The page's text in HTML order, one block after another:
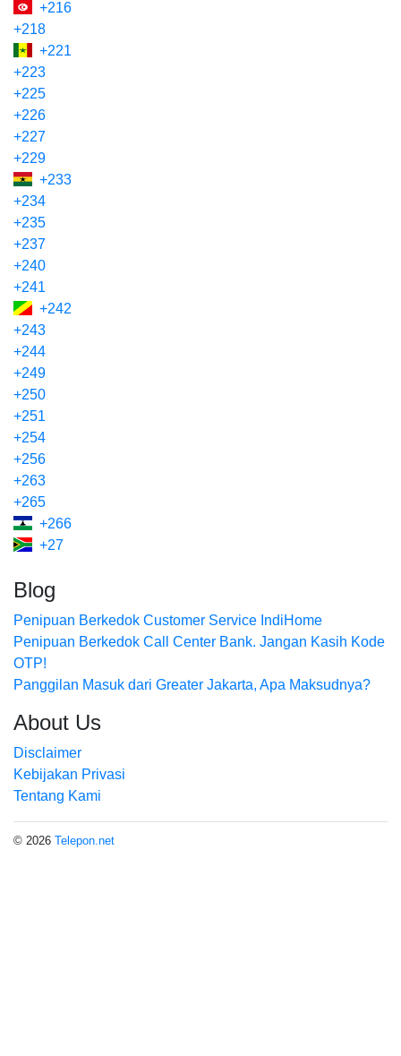
+216
+218
+221
+223
+225
+226
+227
+229
+233
+234
+235
+237
+240
+241
+242
+243
+244
+249
+250
+251
+254
+256
+263
+265
+266
+27
Blog
Penipuan Berkedok Customer Service IndiHome
Penipuan Berkedok Call Center Bank. Jangan Kasih Kode
OTP!
Panggilan Masuk dari Greater Jakarta, Apa Maksudnya?
About Us
Disclaimer
Kebijakan Privasi
Tentang Kami
© 2026 Telepon.net